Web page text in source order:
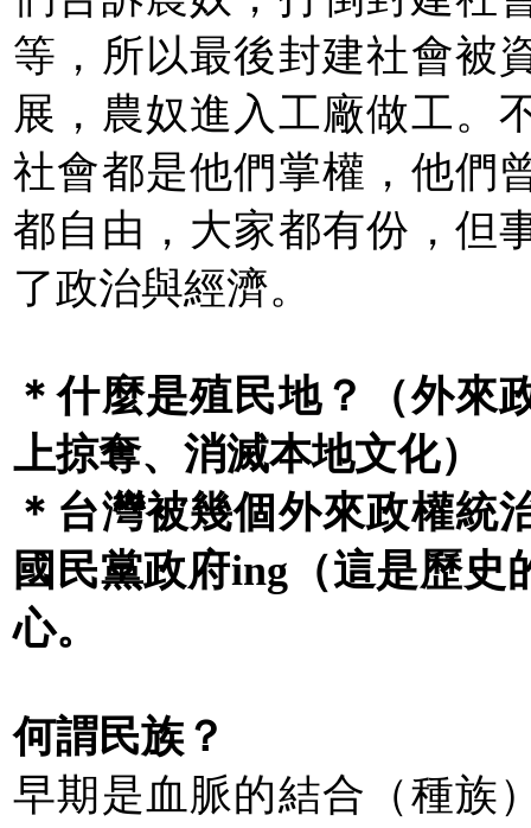
等，所以最後封建社會被
展，農奴進入工廠做工。
社會都是他們掌權，他們
都自由，大家都有份，但
了政治與經濟。
＊什麼是殖民地？（外來
上掠奪、消滅本地文化）
＊台灣被幾個外來政權統
國民黨政府ing（這是歷
心。
何謂民族？
早期是血脈的結合（種族